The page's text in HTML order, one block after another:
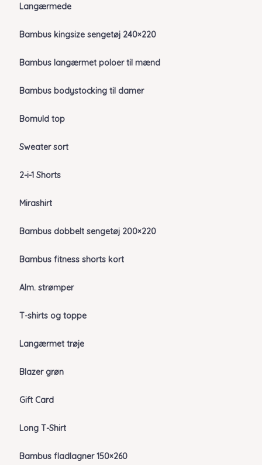
Langærmede
Bambus kingsize sengetøj 240×220
Bambus langærmet poloer til mænd
Bambus bodystocking til damer
Bomuld top
Sweater sort
2-i-1 Shorts
Mirashirt
Bambus dobbelt sengetøj 200×220
Bambus fitness shorts kort
Alm. strømper
T-shirts og toppe
Langærmet trøje
Blazer grøn
Gift Card
Long T-Shirt
Bambus fladlagner 150×260